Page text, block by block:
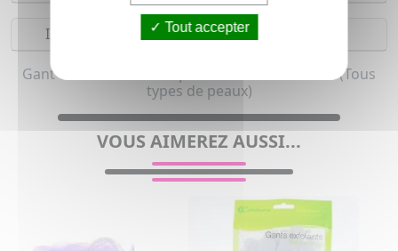
Indications
Gant et Brosse de bain pour femme et homme (Tous
types de peaux)
VOUS AIMEREZ AUSSI...
Tout accepter